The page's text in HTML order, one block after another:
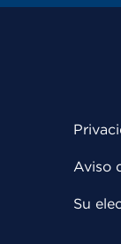
Aviso
Su